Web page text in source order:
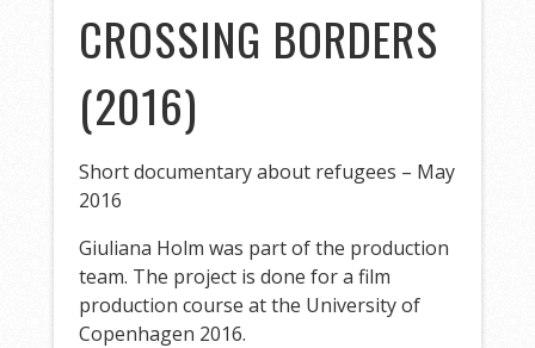
CROSSING BORDERS
(2016)
Short documentary about refugees – May
2016
Giuliana Holm was part of the production
team. The project is done for a film
production course at the University of
Copenhagen 2016.